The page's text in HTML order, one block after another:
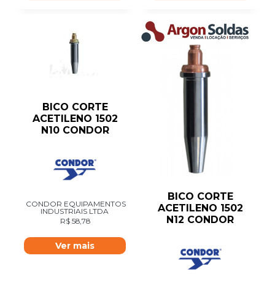
BICO CORTE
ACETILENO 1502
N10 CONDOR
CONDOR EQUIPAMENTOS
INDUSTRIAIS LTDA
R$58,78
Ver mais
BICO CORTE
ACETILENO 1502
N12 CONDOR